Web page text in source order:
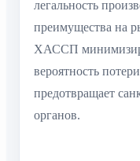
легальность
преимущества на
ХАССП
вероятность
предотвращает
органов.